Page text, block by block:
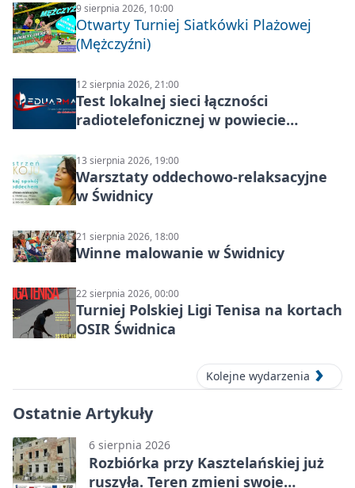
9 sierpnia 2026, 10:00
Otwarty Turniej Siatkówki Plażowej
(Mężczyźni)
12 sierpnia 2026, 21:00
Test lokalnej sieci łączności
radiotelefonicznej w powiecie
13 sierpnia 2026, 19:00
Warsztaty oddechowo-relaksacyjne
w Świdnicy
21 sierpnia 2026, 18:00
Winne malowanie w Świdnicy
22 sierpnia 2026, 00:00
Turniej Polskiej Ligi Tenisa na kortach
OSIR Świdnica
Kolejne wydarzenia
Ostatnie Artykuły
6 sierpnia 2026
Rozbiórka przy Kasztelańskiej już
ruszyła. Teren zmieni swoje